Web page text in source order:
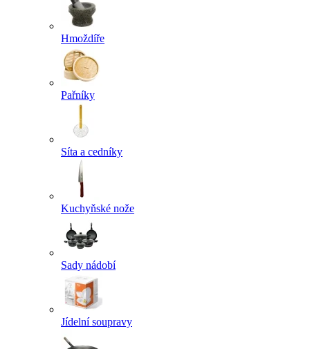
Hmoždíře
Pařníky
Síta a cedníky
Kuchyňské nože
Sady nádobí
Jídelní soupravy